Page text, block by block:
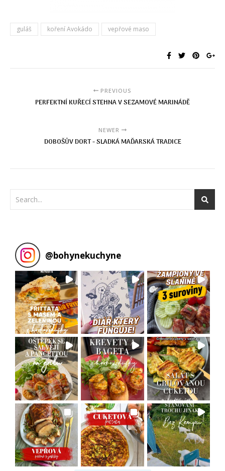
guláš koření Avokádo vepřové maso
PREVIOUS
PERFEKTNÍ KUŘECÍ STEHNA V SEZAMOVÉ MARINÁDĚ
NEWER
DOBOŠŮV DORT - SLADKÁ MAĎARSKÁ TRADICE
@bohynekuchyne